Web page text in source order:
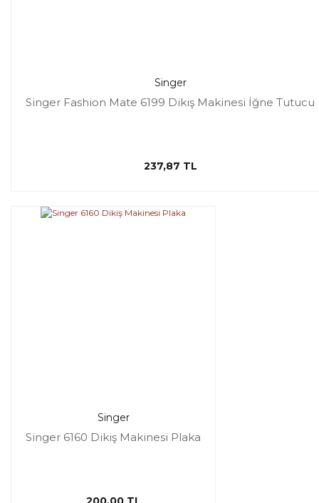
Singer
Singer Fashion Mate 6199 Dikiş Makinesi İğne Tutucu
237,87 TL
Singer
Singer 6160 Dikiş Makinesi Plaka